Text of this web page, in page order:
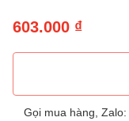
603.000 ₫
Gọi mua hàng, Zalo: